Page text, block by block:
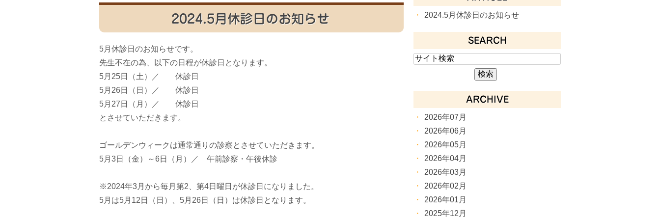
2024.5月休診日のお知らせ
5月休診日のお知らせです。
先生不在の為、以下の日程が休診日となります。
5月25日（土）／ 休診日
5月26日（日）／ 休診日
5月27日（月）／ 休診日
とさせていただきます。
ゴールデンウィークは通常通りの診察とさせていただきます。
5月3日（金）～6日（月）／ 午前診察・午後休診
※2024年3月から毎月第2、第4日曜日が休診日になりました。
5月は5月12日（日）、5月26日（日）は休診日となります。
2024.5月休診日のお知らせ
SEARCH
ARCHIVE
2026年07月
2026年06月
2026年05月
2026年04月
2026年03月
2026年02月
2026年01月
2025年12月